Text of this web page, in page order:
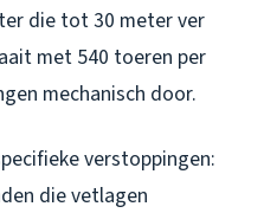
die tot 30 meter ver
met 540 toeren per
mechanisch door.
verstoppingen:
die vetlagen